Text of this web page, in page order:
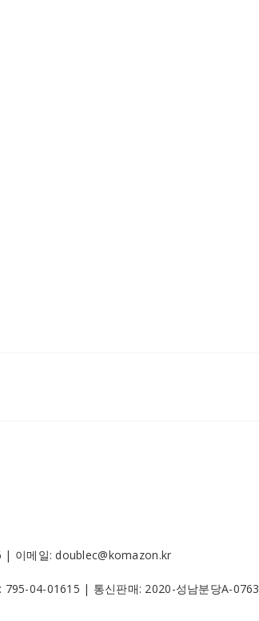
| 이메일: doublec@komazon.kr
795-04-01615 | 통신판매: 2020-성남분당A-0763